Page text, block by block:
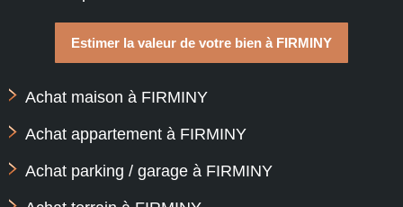
Estimer la valeur de votre bien à FIRMINY
Achat maison à FIRMINY
Achat appartement à FIRMINY
Achat parking / garage à FIRMINY